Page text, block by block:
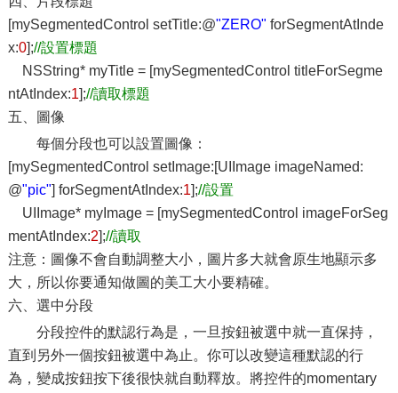
[mySegmentedControl setTitle:@"ZERO" forSegmentAtInde
x:0];//設置標題
NSString* myTitle = [mySegmentedControl titleForSegme
ntAtIndex:1];//讀取標題
五、圖像
每個分段也可以設置圖像：
[mySegmentedControl setImage:[UIImage imageNamed:
@"pic"] forSegmentAtIndex:1];//設置
UIImage* myImage = [mySegmentedControl imageForSeg
mentAtIndex:2];//讀取
注意：圖像不會自動調整大小，圖片多大就會原生地顯示多
大，所以你要通知做圖的美工大小要精確。
六、選中分段
分段控件的默認行為是，一旦按鈕被選中就一直保持，
直到另外一個按鈕被選中為止。你可以改變這種默認的行
為，變成按鈕按下後很快就自動釋放。將控件的momentary